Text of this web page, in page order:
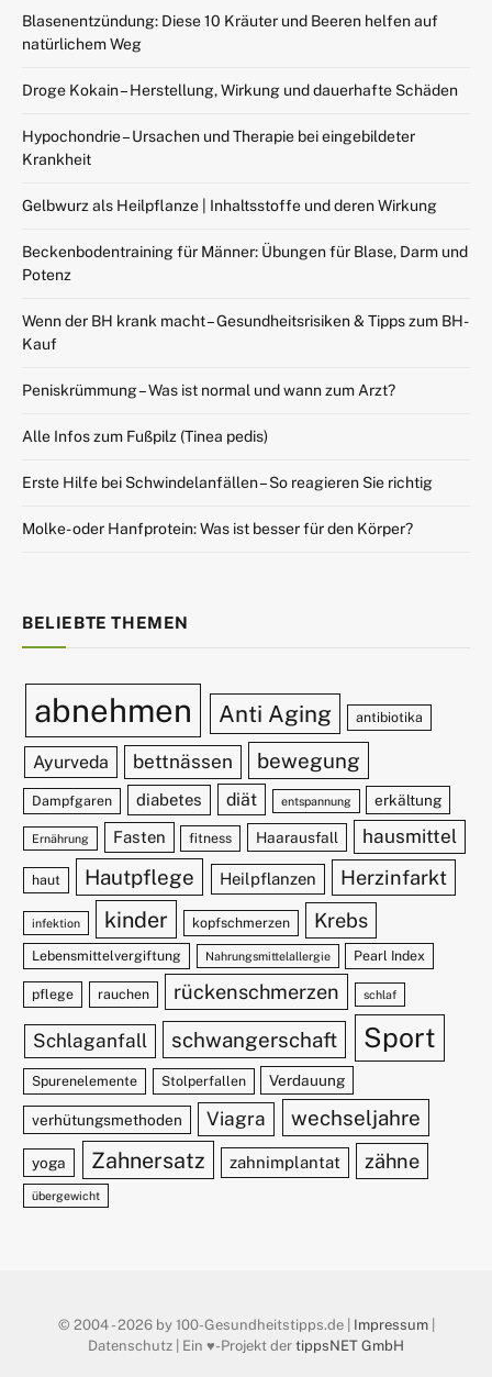
Blasenentzündung: Diese 10 Kräuter und Beeren helfen auf
natürlichem Weg
Droge Kokain – Herstellung, Wirkung und dauerhafte Schäden
Hypochondrie – Ursachen und Therapie bei eingebildeter
Krankheit
Gelbwurz als Heilpflanze | Inhaltsstoffe und deren Wirkung
Beckenbodentraining für Männer: Übungen für Blase, Darm und
Potenz
Wenn der BH krank macht – Gesundheitsrisiken & Tipps zum BH-
Kauf
Peniskrümmung – Was ist normal und wann zum Arzt?
Alle Infos zum Fußpilz (Tinea pedis)
Erste Hilfe bei Schwindelanfällen – So reagieren Sie richtig
Molke- oder Hanfprotein: Was ist besser für den Körper?
BELIEBTE THEMEN
abnehmen Anti Aging antibiotika
Ayurveda bettnässen bewegung
Dampfgaren diabetes diät entspannung erkältung
Ernährung Fasten fitness Haarausfall hausmittel
haut Hautpflege Heilpflanzen Herzinfarkt
infektion kinder kopfschmerzen Krebs
Lebensmittelvergiftung Nahrungsmittelallergie Pearl Index
pflege rauchen rückenschmerzen schlaf
Schlaganfall schwangerschaft Sport
Spurenelemente Stolperfallen Verdauung
verhütungsmethoden Viagra wechseljahre
yoga Zahnersatz zahnimplantat zähne
übergewicht
© 2004 - 2026 by 100-Gesundheitstipps.de | Impressum|
Datenschutz | Ein ♥️-Projekt der tippsNET GmbH